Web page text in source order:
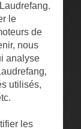
le
de
nous
analyse
utilisés,
les